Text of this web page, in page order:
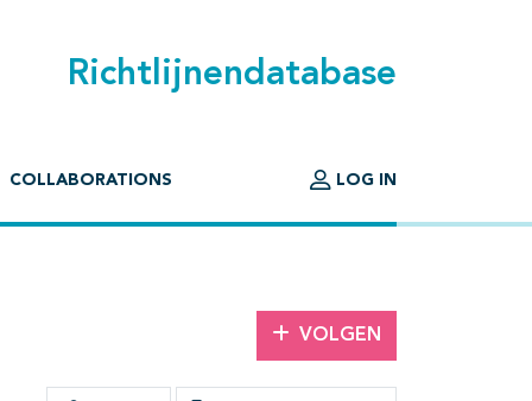
Richtlijnendatabase
COLLABORATIONS LOG IN
VOLGEN